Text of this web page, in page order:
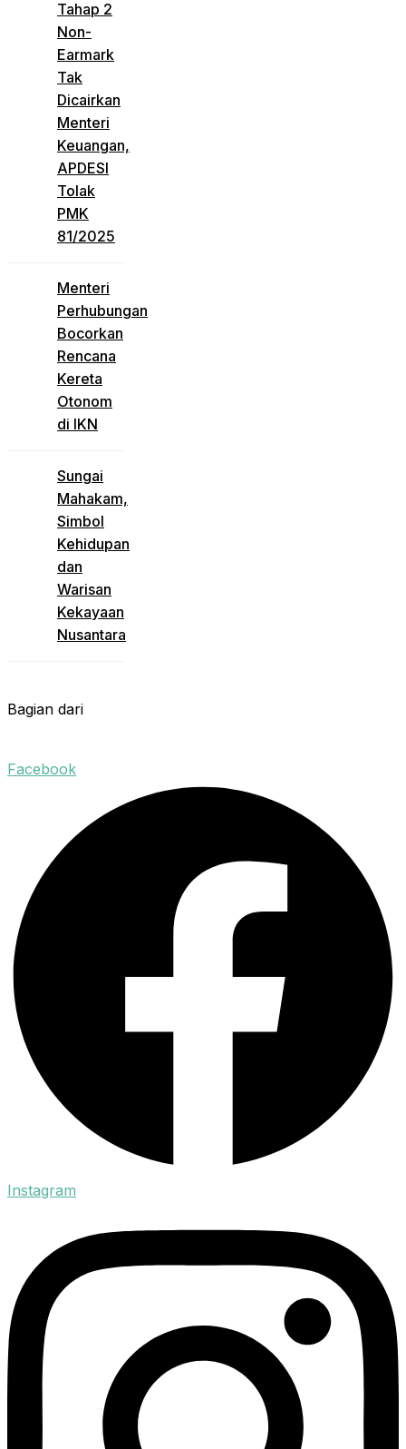
Tahap 2
Non-
Earmark
Tak
Dicairkan
Menteri
Keuangan,
APDESI
Tolak
PMK
81/2025
Menteri
Perhubungan
Bocorkan
Rencana
Kereta
Otonom
di IKN
Sungai
Mahakam,
Simbol
Kehidupan
dan
Warisan
Kekayaan
Nusantara
Bagian dari
Facebook
Instagram